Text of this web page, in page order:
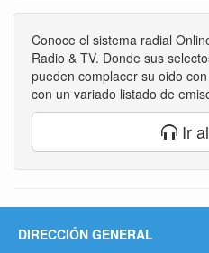
Conoce el sistema radial
Radio & TV. Donde sus
pueden complacer su oido
con un variado listado de
Ir
DIRECCIÓN GENERAL